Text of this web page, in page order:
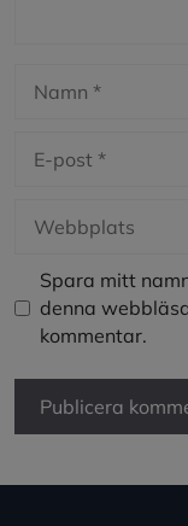
post
Spara mitt
denna
kommentar.